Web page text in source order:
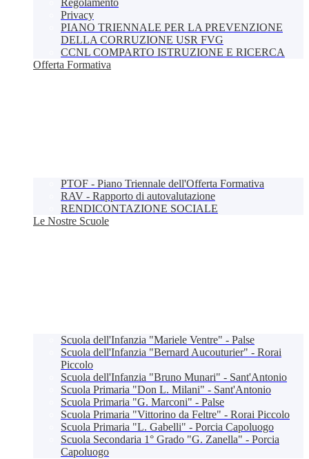
Regolamento
Privacy
PIANO TRIENNALE PER LA PREVENZIONE
DELLA CORRUZIONE USR FVG
CCNL COMPARTO ISTRUZIONE E RICERCA
Offerta Formativa
PTOF - Piano Triennale dell'Offerta Formativa
RAV - Rapporto di autovalutazione
RENDICONTAZIONE SOCIALE
Le Nostre Scuole
Scuola dell'Infanzia "Mariele Ventre" - Palse
Scuola dell'Infanzia "Bernard Aucouturier" - Rorai
Piccolo
Scuola dell'Infanzia "Bruno Munari" - Sant'Antonio
Scuola Primaria "Don L. Milani" - Sant'Antonio
Scuola Primaria "G. Marconi" - Palse
Scuola Primaria "Vittorino da Feltre" - Rorai Piccolo
Scuola Primaria "L. Gabelli" - Porcia Capoluogo
Scuola Secondaria 1° Grado "G. Zanella" - Porcia
Capoluogo